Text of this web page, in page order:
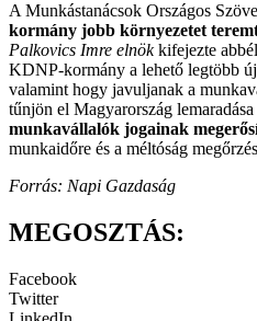
A Munkástanácsok Országos
kormány jobb környezetet
Palkovics Imre elnökkifejezte
KDNP-kormány a lehető legtöbb
valamint hogy javuljanak a
tűnjön el Magyarország
munkavállalók jogainak
munkaidőre és a méltóság
Forrás: Napi Gazdaság
MEGOSZTÁS:
Facebook
Twitter